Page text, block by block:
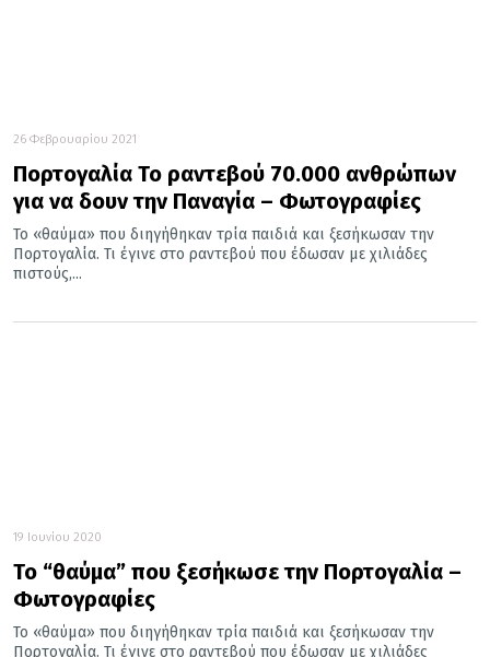
26 Φεβρουαρίου 2021
Πορτογαλία Το ραντεβού 70.000 ανθρώπων
για να δουν την Παναγία – Φωτογραφίες
Το «θαύμα» που διηγήθηκαν τρία παιδιά και ξεσήκωσαν την
Πορτογαλία. Τι έγινε στο ραντεβού που έδωσαν με χιλιάδες
πιστούς,...
19 Ιουνίου 2020
Το “θαύμα” που ξεσήκωσε την Πορτογαλία –
Φωτογραφίες
Το «θαύμα» που διηγήθηκαν τρία παιδιά και ξεσήκωσαν την
Πορτογαλία. Τι έγινε στο ραντεβού που έδωσαν με χιλιάδες